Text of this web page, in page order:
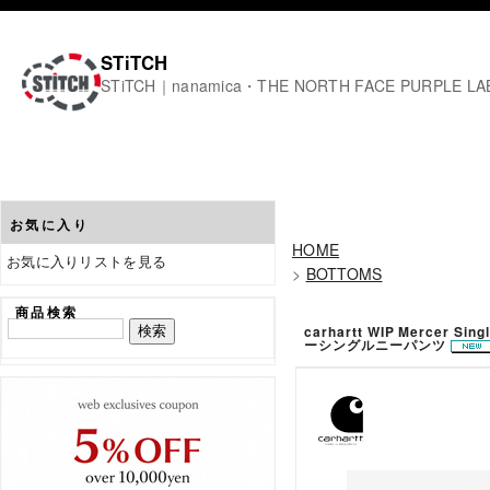
STiTCH
STiTCH｜nanamica・THE NORTH FACE PURPLE
お気に入り
お気に入りリストを見る
商品検索
HOME
> BOTTOMS
carhartt WIP Mercer
ーシングルニーパンツ